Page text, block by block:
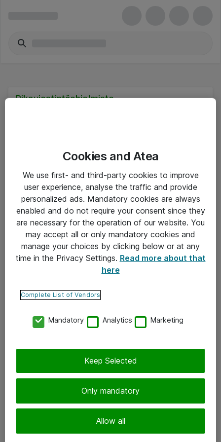
Pikaviestintäohjelmisto
Hinnat eivät sisällä arvonlisäveroa
eShop Info
Takuu- ja huolto-ohjeet
Yleiset toimitusehdot
Yhteystiedot
Ota yhteyttä
Cookies and Atea
We use first- and third-party cookies to improve
user experience, analyse the traffic and provide
personalized ads. Mandatory cookies are always
enabled and do not require your consent since they
are necessary for the operation of our website. You
may accept all or only mandatory cookies and
manage your choices by clicking below or at any
time in the Privacy Settings. Read more about that
here
Complete List of Vendors
Mandatory Analytics Marketing
Only mandatory
Allow all
Keep Selected